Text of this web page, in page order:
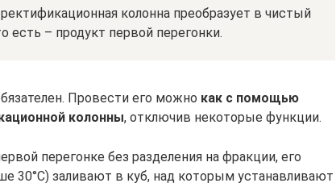
колонна преобразует в чистый
есть – продукт первой перегонки.
Провести его можно как с помощью
колонны, отключив некоторые функции.
перегонке без разделения на фракции, его
30°С) заливают в куб, над которым устанавливают